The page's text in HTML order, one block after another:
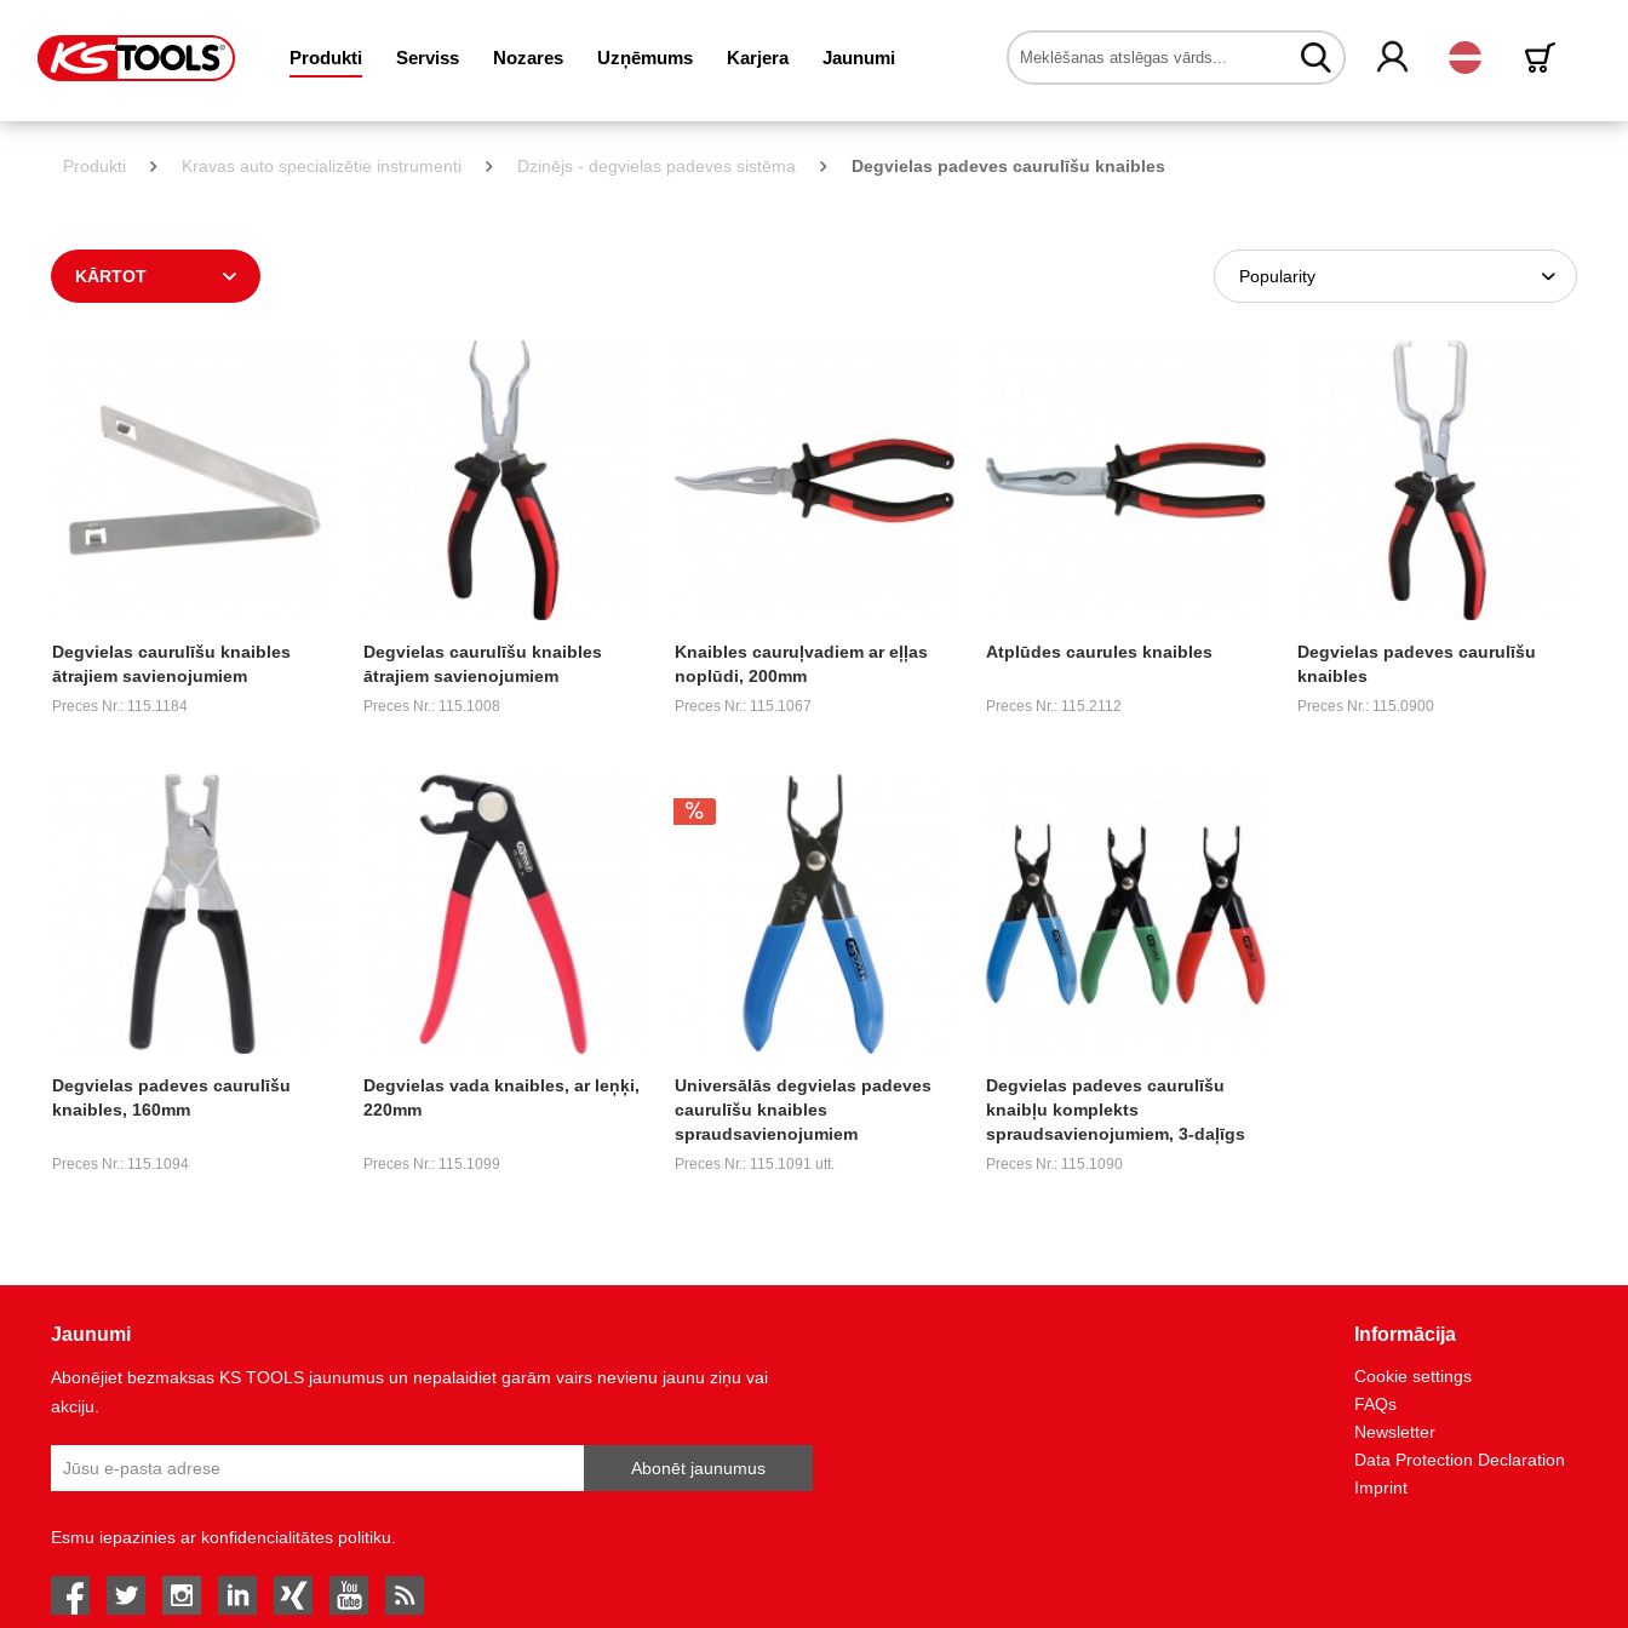
Produkti Serviss Nozares Uzņēmums Karjera Jaunumi Latvijas
Produkti Kravas auto specializētie instrumenti Dzinējs - degvielas padeves sistēma Degvielas padeves caurulīšu knaibles
KĀRTOT
Degvielas caurulīšu knaibles
ātrajiem savienojumiem
Preces Nr.: 115.1184
Degvielas caurulīšu knaibles
ātrajiem savienojumiem
Preces Nr.: 115.1008
Knaibles cauruļvadiem ar eļļas
noplūdi, 200mm
Preces Nr.: 115.1067
Atplūdes caurules knaibles
Preces Nr.: 115.2112
Degvielas padeves caurulīšu
knaibles
Preces Nr.: 115.0900
Degvielas padeves caurulīšu
knaibles, 160mm
Preces Nr.: 115.1094
Degvielas vada knaibles, ar leņķi,
220mm
Preces Nr.: 115.1099
Universālās degvielas padeves
caurulīšu knaibles
spraudsavienojumiem
Preces Nr.: 115.1091 utt.
Degvielas padeves caurulīšu
knaibļu komplekts
spraudsavienojumiem, 3-daļīgs
Preces Nr.: 115.1090
Jaunumi
Abonējiet bezmaksas KS TOOLS jaunumus un nepalaidiet garām vairs nevienu jaunu ziņu vai
akciju.
Abonēt jaunumus
Esmu iepazinies ar konfidencialitātes politiku
facebook twitter instagramlinked in Xing youtube
Informācija
Cookie settings
FAQs
Newsletter
Data Protection Declaration
Imprint